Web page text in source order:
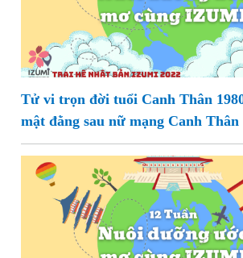
Tử vi trọn đời tuổi Canh Thân
mật đằng sau nữ mạng Canh Thân